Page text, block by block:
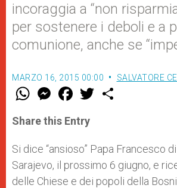
incoraggia a “non
per sostenere i deboli e a
comunione, anche se
MARZO 16, 2015 00:00 SALVATORE
W
t
s
p
p
M
e
s
e
g
e
F
a
e
b
o
k
w
r
Share this Entry
Si dice “ansioso” Papa Francesco
Sarajevo, il prossimo 6 giugno, e
delle Chiese e dei popoli della